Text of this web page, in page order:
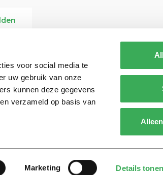
voor social media te
uw gebruik van onze
kunnen deze gegevens
verzameld op basis van
Marketing Details tonen
met ons op